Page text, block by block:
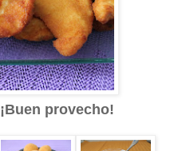
¡Buen provecho!